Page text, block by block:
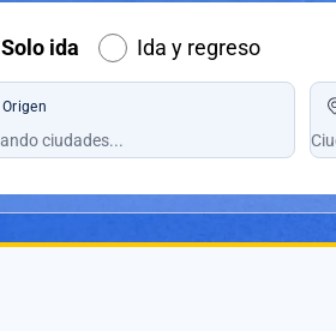
Solo ida Ida y regreso
Origen